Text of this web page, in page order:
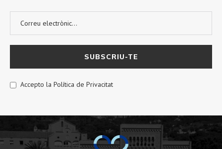
Accepto la Política de Privacitat